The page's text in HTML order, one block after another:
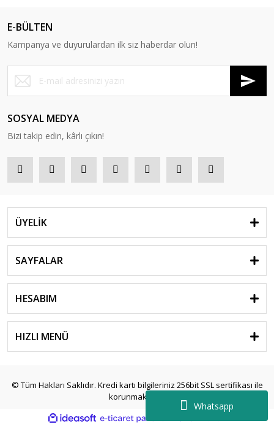
Whatsapp
E-BÜLTEN
Kampanya ve duyurulardan ilk siz haberdar olun!
SOSYAL MEDYA
Bizi takip edin, kârlı çıkın!
ÜYELİK
SAYFALAR
HESABIM
HIZLI MENÜ
© Tüm Hakları Saklıdır. Kredi kartı bilgileriniz 256bit SSL sertifikası ile
korunmaktadır.
ideasoft